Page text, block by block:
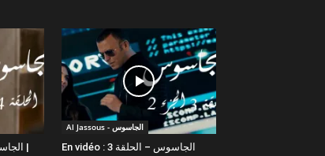
Al Jassous - الجاسوس
En vidéo : الجاسوس – الحلقة 3